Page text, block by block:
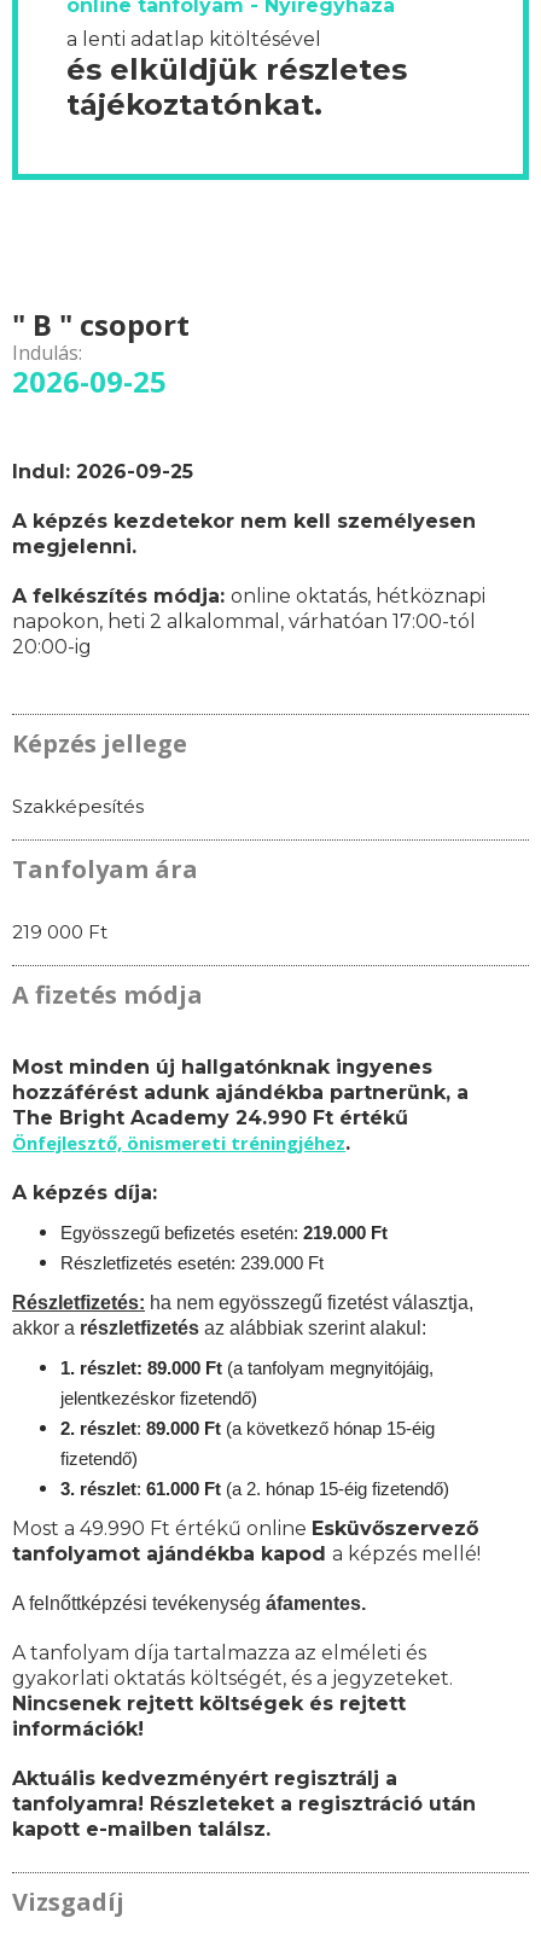
online tanfolyam - Nyíregyháza
a lenti adatlap kitöltésével
és elküldjük részletes
tájékoztatónkat.
" B " csoport
Indulás:
2026-09-25
Indul: 2026-09-25
A képzés kezdetekor nem kell személyesen
megjelenni.
A felkészítés módja: online oktatás, hétköznapi
napokon, heti 2 alkalommal, várhatóan 17:00-tól
20:00-ig
Képzés jellege
Szakképesítés
Tanfolyam ára
219 000 Ft
A fizetés módja
Most minden új hallgatónknak ingyenes
hozzáférést adunk ajándékba partnerünk, a
The Bright Academy 24.990 Ft értékű
Önfejlesztő, önismereti tréningjéhez.
A képzés díja:
Egyösszegű befizetés esetén: 219.000 Ft
Részletfizetés esetén: 239.000 Ft
Részletfizetés: ha nem egyösszegű fizetést választja,
akkor a részletfizetés az alábbiak szerint alakul:
1. részlet: 89.000 Ft (a tanfolyam megnyitójáig,
jelentkezéskor fizetendő)
2. részlet: 89.000 Ft (a következő hónap 15-éig
fizetendő)
3. részlet: 61.000 Ft (a 2. hónap 15-éig fizetendő)
Most a 49.990 Ft értékű online Esküvőszervező
tanfolyamot ajándékba kapod a képzés mellé!
A felnőttképzési tevékenység áfamentes.
A tanfolyam díja tartalmazza az elméleti és
gyakorlati oktatás költségét, és a jegyzeteket.
Nincsenek rejtett költségek és rejtett
információk!
Aktuális kedvezményért regisztrálj a
tanfolyamra! Részleteket a regisztráció után
kapott e-mailben találsz.
Vizsgadíj